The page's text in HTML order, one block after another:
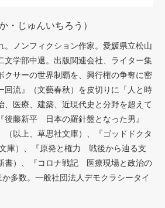
・じゅんいちろう）
。ノンフィクション作家。愛媛県立松山
文学部中退。出版関連会社、ライター集
クサーの世界制覇を、興行権の争奪に密
回流』（文藝春秋）を皮切りに「人と時
、医療、建築、近現代史と分野を超えて
後藤新平 日本の羅針盤となった男』
（以上、草思社文庫）、『ゴッドドクタ
庫）、『原発と権力 戦後から辿る支
書）、『コロナ戦記 医療現場と政治の
多数。一般社団法人デモクラシータイ